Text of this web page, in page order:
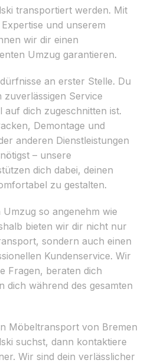
transportiert werden. Mit
und unserem
wir dir einen
Umzug garantieren.
an erster Stelle. Du
Service
auf dich zugeschnitten ist.
Demontage und
anderen Dienstleistungen
– unsere
dich dabei, deinen
zu gestalten.
so angenehm wie
bieten wir dir nicht nur
sondern auch einen
Kundenservice. Wir
Fragen, beraten dich
dich während des gesamten
Möbeltransport von Bremen
suchst, dann kontaktiere
Wir sind dein verlässlicher